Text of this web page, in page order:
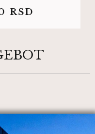
RSD